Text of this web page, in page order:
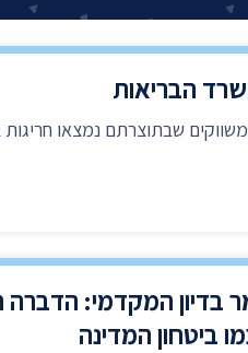
הבריאות
שבתוצרתם נמצאו חריגות
בדיון המקדמי:
ביטחון המדינה